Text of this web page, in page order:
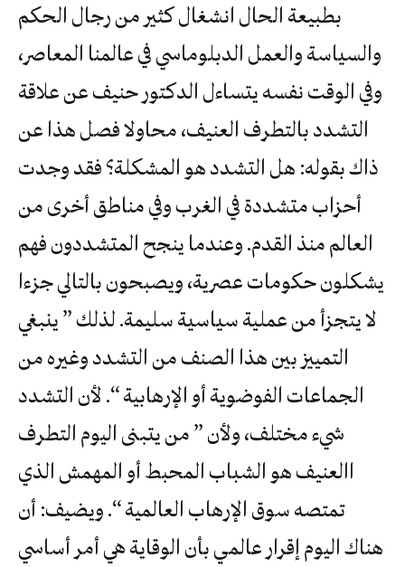
بطبيعة الحال انشغال كثير من رجال الحكم
والسياسة والعمل الدبلوماسي في عالمنا المعاصر،
وفي الوقت نفسه يتساءل الدكتور حنيف عن علاقة
التشدد بالتطرف العنيف، محاولا فصل هذا عن
ذاك بقوله: هل التشدد هو المشكلة؟ فقد وجدت
أحزاب متشددة في الغرب وفي مناطق أخرى من
العالم منذ القدم. وعندما ينجح المتشددون فهم
يشكلون حكومات عصرية، ويصبحون بالتالي جزءا
لا يتجزأ من عملية سياسية سليمة. لذلك ” ينبغي
التمييز بين هذا الصنف من التشدد وغيره من
الجماعات الفوضوية أو الإرهابية “. لأن التشدد
شيء مختلف، ولأن ” من يتبنى اليوم التطرف
االعنيف هو الشباب المحبط أو المهمش الذي
تمتصه سوق الإرهاب العالمية “. ويضيف: أن
هناك اليوم إقرار عالمي بأن الوقاية هي أمر أساسي